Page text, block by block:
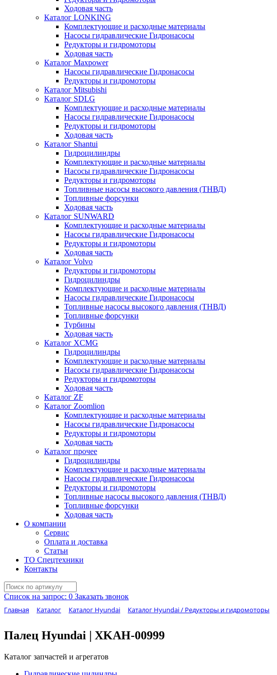
Ходовая часть
Каталог LONKING
Комплектующие и расходные материалы
Насосы гидравлические Гидронасосы
Редукторы и гидромоторы
Ходовая часть
Каталог Maxpower
Насосы гидравлические Гидронасосы
Редукторы и гидромоторы
Каталог Mitsubishi
Каталог SDLG
Комплектующие и расходные материалы
Насосы гидравлические Гидронасосы
Редукторы и гидромоторы
Ходовая часть
Каталог Shantui
Гидроцилиндры
Комплектующие и расходные материалы
Насосы гидравлические Гидронасосы
Редукторы и гидромоторы
Топливные насосы высокого давления (ТНВД)
Топливные форсунки
Ходовая часть
Каталог SUNWARD
Комплектующие и расходные материалы
Насосы гидравлические Гидронасосы
Редукторы и гидромоторы
Ходовая часть
Каталог Volvo
Редукторы и гидромоторы
Гидроцилиндры
Комплектующие и расходные материалы
Насосы гидравлические Гидронасосы
Топливные насосы высокого давления (ТНВД)
Топливные форсунки
Турбины
Ходовая часть
Каталог XCMG
Гидроцилиндры
Комплектующие и расходные материалы
Насосы гидравлические Гидронасосы
Редукторы и гидромоторы
Ходовая часть
Каталог ZF
Каталог Zoomlion
Комплектующие и расходные материалы
Насосы гидравлические Гидронасосы
Редукторы и гидромоторы
Ходовая часть
Каталог прочее
Гидроцилиндры
Комплектующие и расходные материалы
Насосы гидравлические Гидронасосы
Редукторы и гидромоторы
Топливные насосы высокого давления (ТНВД)
Топливные форсунки
Ходовая часть
О компании
Сервис
Оплата и доставка
Статьи
ТО Спецтехники
Контакты
Список на запрос: 0 Заказать звонок
Главная Каталог Каталог Hyundai Каталог Hyundai / Редукторы и гидромоторы
Палец Hyundai | XKAH-00999
Каталог запчастей и агрегатов